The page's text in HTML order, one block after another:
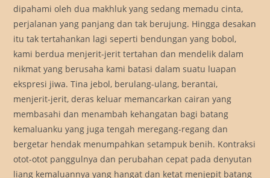
dipahami oleh dua makhluk yang sedang memadu cinta,
perjalanan yang panjang dan tak berujung. Hingga desakan
itu tak tertahankan lagi seperti bendungan yang bobol,
kami berdua menjerit-jerit tertahan dan mendelik dalam
nikmat yang berusaha kami batasi dalam suatu luapan
ekspresi jiwa. Tina jebol, berulang-ulang, berantai,
menjerit-jerit, deras keluar memancarkan cairan yang
membasahi dan menambah kehangatan bagi batang
kemaluanku yang juga tengah meregang-regang dan
bergetar hendak menumpahkan setampuk benih. Kontraksi
otot-otot panggulnya dan perubahan cepat pada denyutan
liang kemaluannya yang hangat dan ketat menjepit batang